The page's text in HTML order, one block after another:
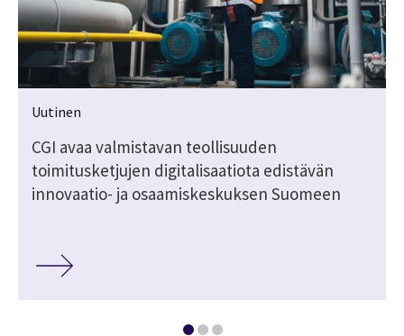
Uutinen
CGI avaa valmistavan teollisuuden
toimitusketjujen digitalisaatiota edistävän
innovaatio- ja osaamiskeskuksen Suomeen